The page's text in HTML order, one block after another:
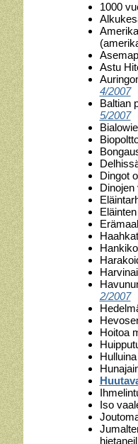
1000
Astu
4/2007
Baltian
5/2007
Dingot
2/2007
Hoitoa
Iso